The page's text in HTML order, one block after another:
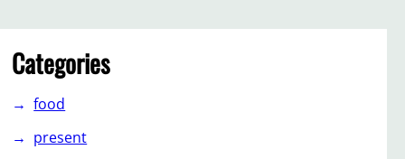
Categories
food
present